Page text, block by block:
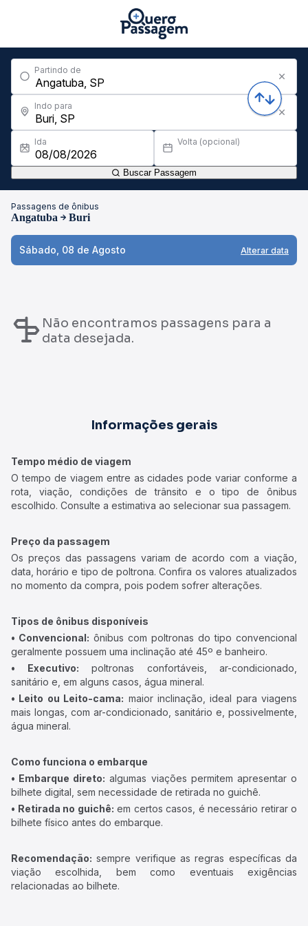
Partindo de
Indo para
Ida Volta (opcional)
Buscar Passagem
Passagens de ônibus
Angatuba Buri
Sábado, 08 de Agosto Alterar data
Não encontramos passagens para a
data desejada.
Informações gerais
Tempo médio de viagem
O tempo de viagem entre as cidades pode variar conforme a
rota, viação, condições de trânsito e o tipo de ônibus
escolhido. Consulte a estimativa ao selecionar sua passagem.
Preço da passagem
Os preços das passagens variam de acordo com a viação,
data, horário e tipo de poltrona. Confira os valores atualizados
no momento da compra, pois podem sofrer alterações.
Tipos de ônibus disponíveis
• Convencional: ônibus com poltronas do tipo convencional
geralmente possuem uma inclinação até 45º e banheiro.
• Executivo: poltronas confortáveis, ar-condicionado,
sanitário e, em alguns casos, água mineral.
• Leito ou Leito-cama: maior inclinação, ideal para viagens
mais longas, com ar-condicionado, sanitário e, possivelmente,
água mineral.
Como funciona o embarque
• Embarque direto: algumas viações permitem apresentar o
bilhete digital, sem necessidade de retirada no guichê.
• Retirada no guichê: em certos casos, é necessário retirar o
bilhete físico antes do embarque.
Recomendação: sempre verifique as regras específicas da
viação escolhida, bem como eventuais exigências
relacionadas ao bilhete.